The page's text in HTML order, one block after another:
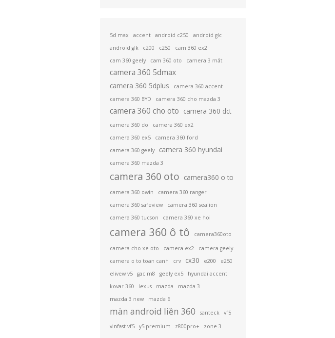
5d max accent android c250
android glc
android glk
c200 c250
cam 360 ex2
cam 360 geely
cam 360 oto camera 3 mắt
camera 360 5dmax
camera 360 5dplus
camera 360 accent
camera 360 BYD
camera 360 cho mazda 3
camera 360 cho oto camera 360 dct
camera 360 do
camera 360 ex2
camera 360 ex5
camera 360 ford
camera 360 geely
camera 360 hyundai
camera 360 mazda 3
camera 360 oto camera360 o to
camera 360 owin
camera 360 ranger
camera 360 safeview
camera 360 sealion
camera 360 tucson
camera 360 xe hoi
camera 360 ô tô camera360oto
camera cho xe oto camera ex2
camera geely
camera o to toan canh
crv cx30 e200
e250
elivew v5
gac m8 geely ex5
hyundai accent
kovar 360
lexus mazda
mazda 3
mazda 3 new
mazda 6
màn android liền 360 santeck
vf5
vinfast vf5
y5 premium z800pro+ zone 3